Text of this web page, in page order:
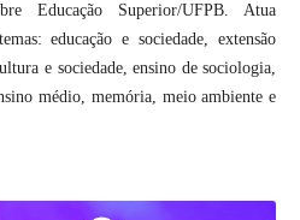
Educação Superior/UFPB. Atua
educação e sociedade, extensão
e sociedade, ensino de sociologia,
médio, memória, meio ambiente e